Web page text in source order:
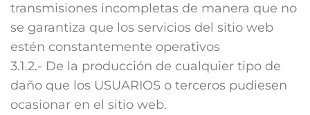
transmisiones incompletas de manera que no
se garantiza que los servicios del sitio web
estén constantemente operativos
3.1.2.- De la producción de cualquier tipo de
daño que los USUARIOS o terceros pudiesen
ocasionar en el sitio web.